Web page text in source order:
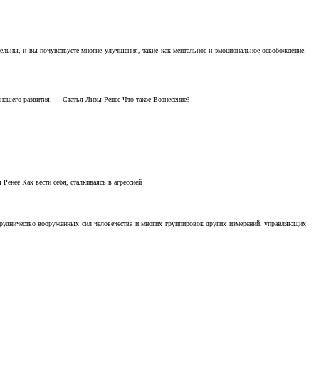
и вы почувствуете многие улучшения, такие как ментальное и эмоциональное освобождение.
развития. - - Статья Лизы Ренее Что такое Вознесение?
Как вести себя, сталкиваясь в агрессией
вооруженных сил человечества и многих группировок других измерений, управляющих